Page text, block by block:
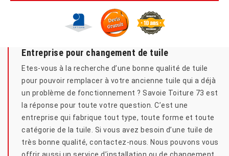
Entreprise pour changement de tuile
Etes-vous à la recherche d’une bonne qualité de tuile
pour pouvoir remplacer à votre ancienne tuile qui a déjà
un problème de fonctionnement ? Savoie Toiture 73 est
la réponse pour toute votre question. C’est une
entreprise qui fabrique tout type, toute forme et toute
catégorie de la tuile. Si vous avez besoin d’une tuile de
très bonne qualité, contactez-nous. Nous pouvons vous